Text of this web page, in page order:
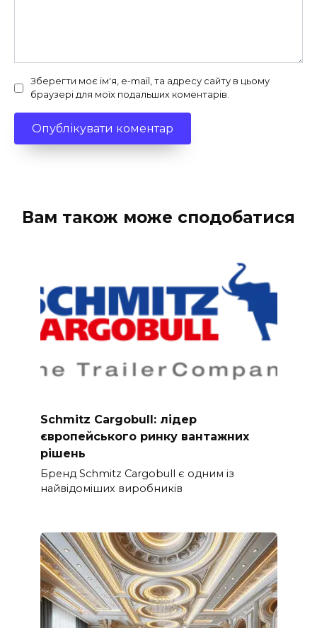
Зберегти моє ім'я, e-mail, та адресу сайту в цьому
браузері для моїх подальших коментарів.
Вам також може сподобатися
Schmitz Cargobull: лідер
європейського ринку вантажних
рішень
Бренд Schmitz Cargobull є одним із
найвідоміших виробників